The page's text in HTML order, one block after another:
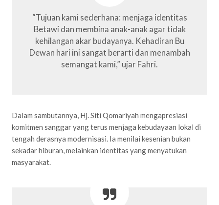
“Tujuan kami sederhana: menjaga identitas
Betawi dan membina anak-anak agar tidak
kehilangan akar budayanya. Kehadiran Bu
Dewan hari ini sangat berarti dan menambah
semangat kami,” ujar Fahri.
Dalam sambutannya, Hj. Siti Qomariyah mengapresiasi
komitmen sanggar yang terus menjaga kebudayaan lokal di
tengah derasnya modernisasi. Ia menilai kesenian bukan
sekadar hiburan, melainkan identitas yang menyatukan
masyarakat.